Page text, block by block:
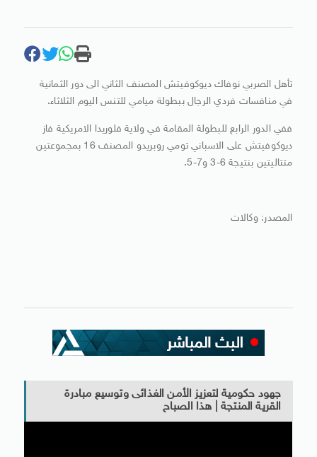
تأهل الصربي نوفاك ديوكوفيتش المصنف الثاني الى دور الثمانية
في منافسات فردي الرجال ببطولة ميامي للتنس اليوم الثلاثاء.
ففي الدور الرابع للبطولة المقامة في ولاية فلوريدا الامريكية فاز
ديوكوفيتش على الاسباني تومي روبريدو المصنف 16 بمجموعتين
متتاليتين بنتيجة 6-3 و7-5.
المصدر: وكالات
جهود حكومية لتعزيز الأمن الغذائى وتوسيع مبادرة
القرية المنتجة | هذا الصباح